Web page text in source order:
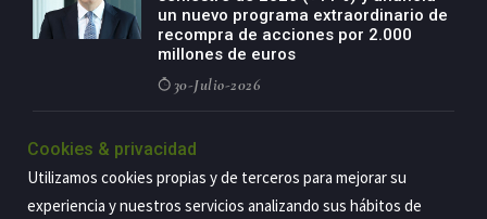
un nuevo programa extraordinario de
recompra de acciones por 2.000
millones de euros
30-Julio-2026
BBVA acelera el crecimiento de su
negocio agro con un modelo global
de especialización presente en siete
Cookies & privacidad
Utilizamos cookies propias y de terceros para mejorar su
experiencia y nuestros servicios analizando sus hábitos de